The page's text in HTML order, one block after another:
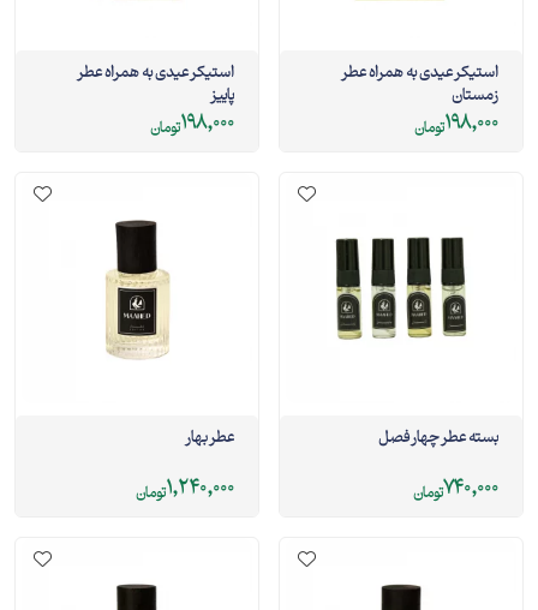
استیکر عیدی به همراه عطر
زمستان
198,000تومان
استیکر عیدی به همراه عطر
پاییز
198,000تومان
بسته عطر چهار فصل
740,000تومان
عطر بهار
1,240,000تومان